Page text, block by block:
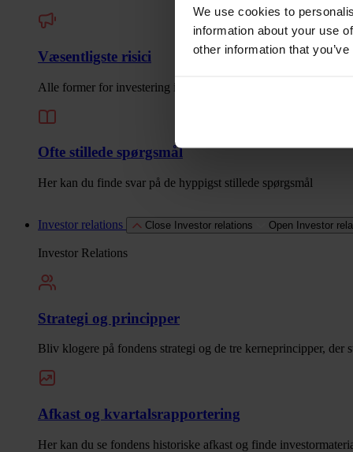
We use cookies to
information about your use
other information that
Væsentligste risici
Alle former for investering indeholder risici. Læs her om de
Ofte stillede spørgsmål
Her kan du finde svar på de hyppigst stillede spørgsmål
Investor relations Close Investor relations Open Investor
Investor Relations
Strategi og principper
Bliv klogere på fondens strategi og de tre kerneprincipper, der
Afkast og kvartalsrapportering
Her kan du se fondens historiske afkast og finde